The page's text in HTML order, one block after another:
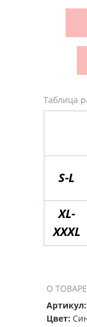
Таблица
S-L
XL-
XXXL
О ТОВАРЕ
Артикул:
Цвет: